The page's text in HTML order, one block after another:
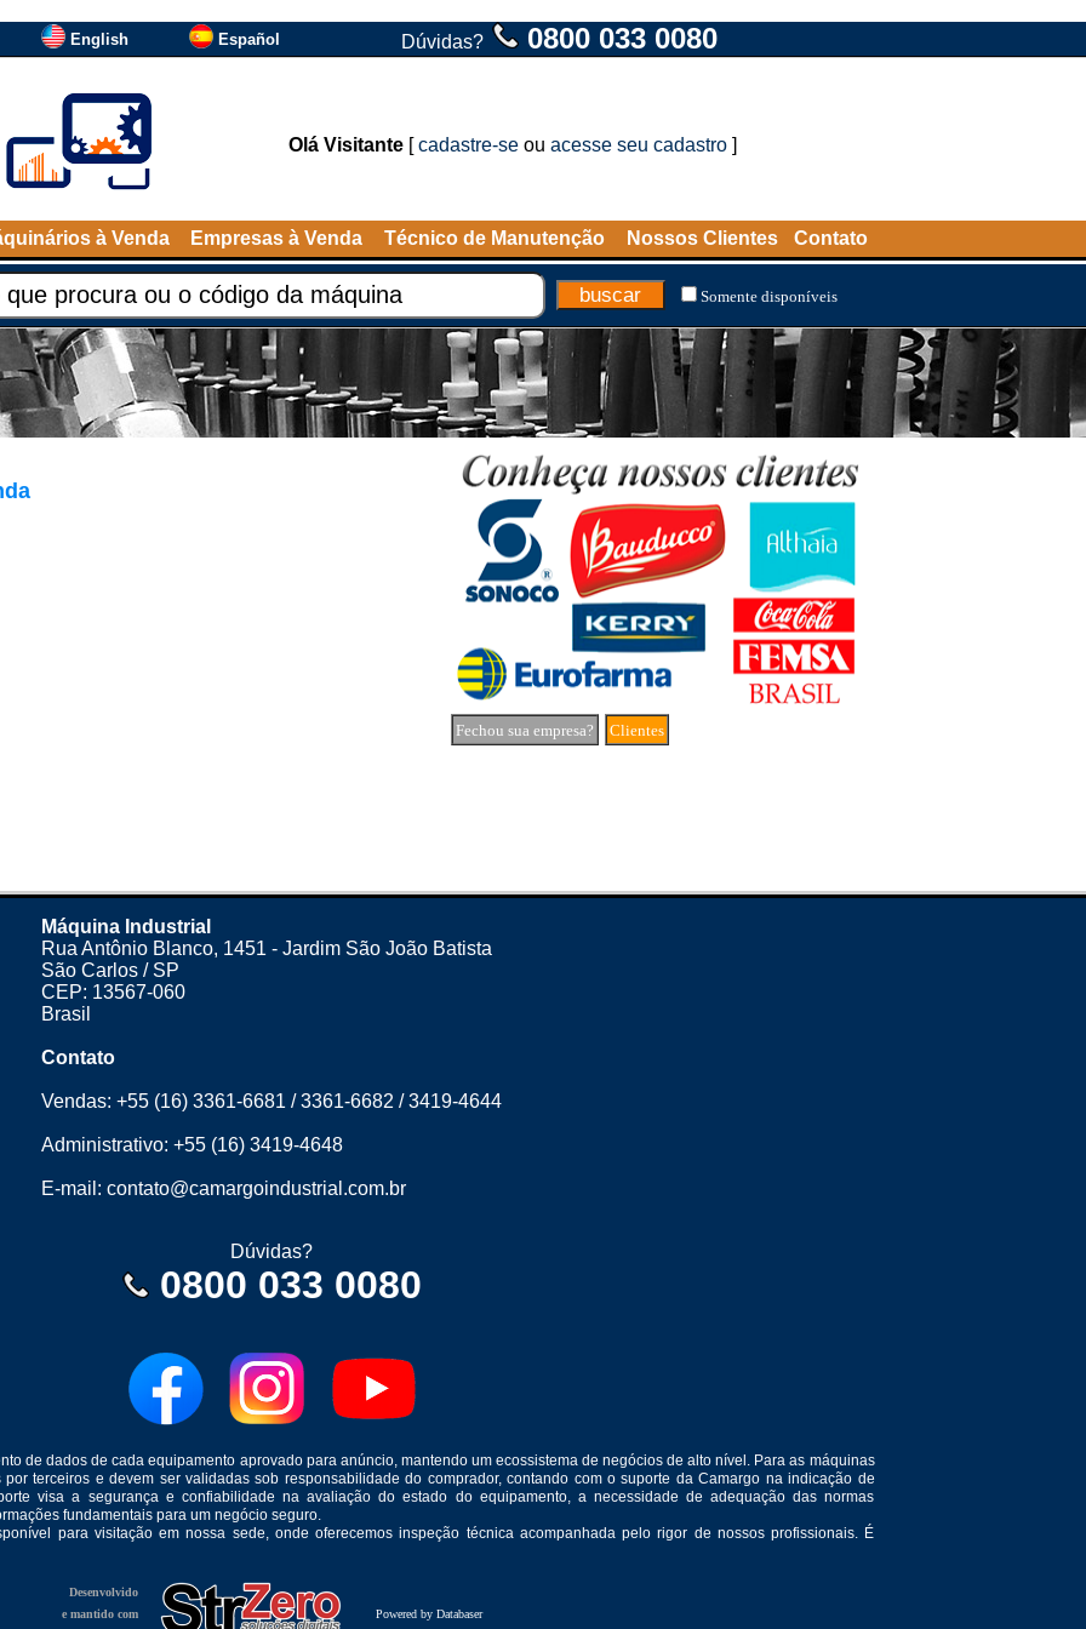
English Español Dúvidas? 0800 033 0080
Olá Visitante [cadastre-se ou acesse seu cadastro ]
à Venda Empresas à Venda Técnico de Manutenção Nossos Clientes Contato
Somente disponíveis
Fechou sua empresa? Clientes
Máquina Industrial
Rua Antônio Blanco, 1451 - Jardim São João Batista
São Carlos / SP
CEP: 13567-060
Brasil
Contato
Vendas: +55 (16) 3361-6681 /3361-6682 /3419-4644
Administrativo: +55 (16) 3419-4648
E-mail: contato@camargoindustrial.com.br
Dúvidas?
0800 033 0080
de dados de cada equipamento aprovado para anúncio, mantendo um ecossistema de negócios de alto nível. Para as máquinas
terceiros e devem ser validadas sob responsabilidade do comprador, contando com o suporte da Camargo na indicação de
visa a segurança e confiabilidade na avaliação do estado do equipamento, a necessidade de adequação das normas
fundamentais para um negócio seguro.
para visitação em nossa sede, onde oferecemos inspeção técnica acompanhada pelo rigor de nossos profissionais. É
Desenvolvido
e mantido com
Powered by Databaser